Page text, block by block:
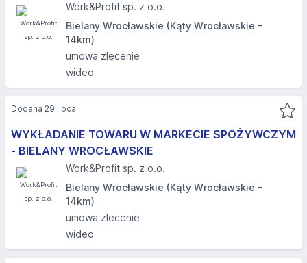
Work&Profit sp. z o.o.
Bielany Wrocławskie (Kąty Wrocławskie -
14km)
umowa zlecenie
wideo
WYKŁADANIE TOWARU W MARKECIE SPOŻYWCZYM
- BIELANY WROCŁAWSKIE
Work&Profit sp. z o.o.
Bielany Wrocławskie (Kąty Wrocławskie -
14km)
umowa zlecenie
wideo
Dodana 29 lipca